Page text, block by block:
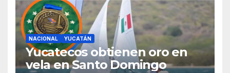
NACIONAL YUCATÁN
Yucatecos obtienen oro en
vela en Santo Domingo